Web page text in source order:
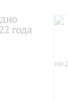
года